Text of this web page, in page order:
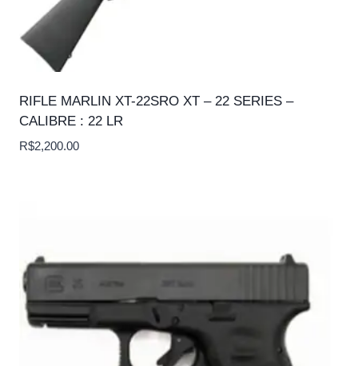
RIFLE MARLIN XT-22SRO XT – 22 SERIES –
CALIBRE : 22 LR
R$2,200.00